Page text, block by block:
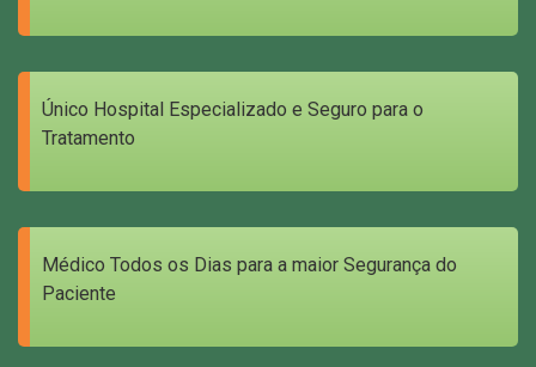
Único Hospital Especializado e Seguro para o
Tratamento
Médico Todos os Dias para a maior Segurança do
Paciente